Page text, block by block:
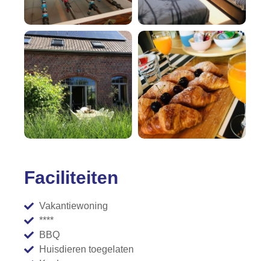
Faciliteiten
Vakantiewoning
****
BBQ
Huisdieren toegelaten